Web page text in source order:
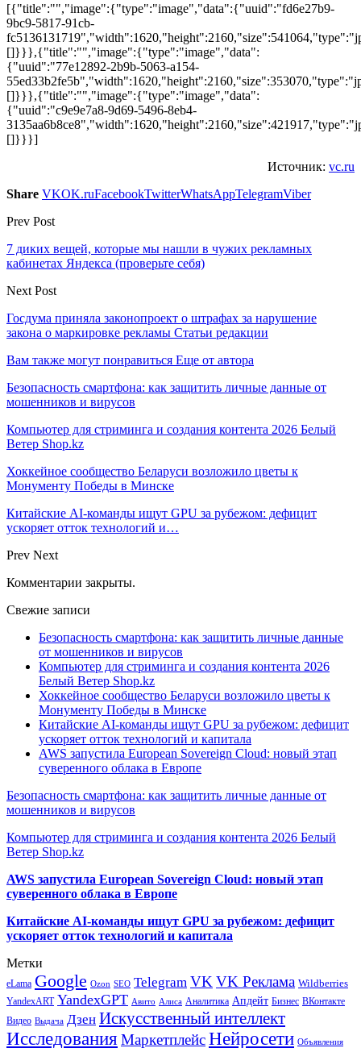
[{"title":"","image":{"type":"image","data":{"uuid":"fd6e27b9-
9bc9-5817-91cb-
[]}}},{"title":"","image":{"type":"image","data":
{"uuid":"77e12892-2b9b-5063-a154-
[]}}},{"title":"","image":{"type":"image","data":
{"uuid":"c9e9e7a8-9d69-5496-8eb4-
[]}}}]
Источник: vc.ru
Share VKOK.ruFacebookTwitterWhatsAppTelegramViber
Prev Post
7 диких вещей, которые мы нашли в чужих рекламных
кабинетах Яндекса (проверьте себя)
Next Post
Госдума приняла законопроект о штрафах за нарушение
закона о маркировке рекламы Статьи редакции
Вам также могут понравиться Еще от автора
Безопасность смартфона: как защитить личные данные от
мошенников и вирусов
Компьютер для стриминга и создания контента 2026 Белый
Ветер Shop.kz
Хоккейное сообщество Беларуси возложило цветы к
Монументу Победы в Минске
Китайские AI-команды ищут GPU за рубежом: дефицит
ускоряет отток технологий и…
Prev Next
Комментарии закрыты.
Свежие записи
Безопасность смартфона: как защитить личные данные
от мошенников и вирусов
Компьютер для стриминга и создания контента 2026
Белый Ветер Shop.kz
Хоккейное сообщество Беларуси возложило цветы к
Монументу Победы в Минске
Китайские AI-команды ищут GPU за рубежом: дефицит
ускоряет отток технологий и капитала
AWS запустила European Sovereign Cloud: новый этап
суверенного облака в Европе
Безопасность смартфона: как защитить личные данные от
мошенников и вирусов
Компьютер для стриминга и создания контента 2026 Белый
Ветер Shop.kz
AWS запустила European Sovereign Cloud: новый этап
суверенного облака в Европе
Китайские AI-команды ищут GPU за рубежом: дефицит
ускоряет отток технологий и капитала
Метки
eLama Google Ozon SEO Telegram VK VK Реклама Wildberries
YandexART YandexGPT Авито Алиса Аналитика Апдейт Бизнес ВКонтакте
Видео Выдача Дзен Искусственный интеллект
Исследования МаркетплейсНейросети Объявления